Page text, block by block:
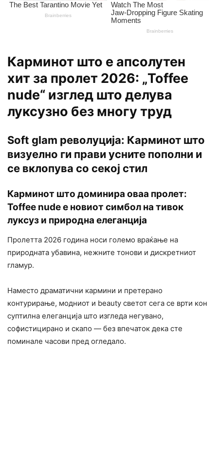
Карминот што е апсолутен
хит за пролет 2026: „Toffee
nude“ изглед што делува
луксузно без многу труд
Soft glam револуција: Карминот што
визуелно ги прави усните пополни и
се вклопува со секој стил
Карминот што доминира оваа пролет:
Toffee nude е новиот симбол на тивок
луксуз и природна елеганција
Пролетта 2026 година носи големо враќање на
природната убавина, нежните тонови и дискретниот
гламур.
Наместо драматични кармини и претерано
контурирање, модниот и beauty светот сега се врти кон
суптилна елеганција што изгледа негувано,
софистицирано и скапо — без впечаток дека сте
поминале часови пред огледало.